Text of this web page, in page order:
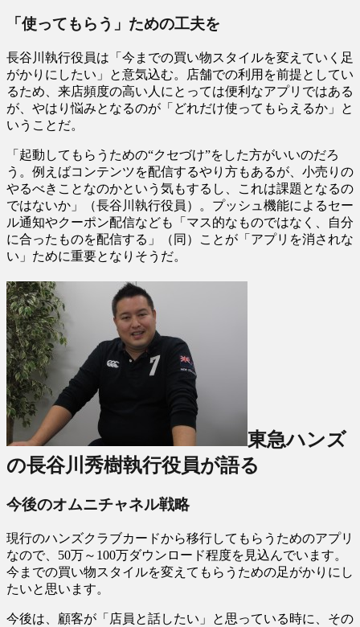
「使ってもらう」ための工夫を
長谷川執行役員は「今までの買い物スタイルを変えていく足
がかりにしたい」と意気込む。店舗での利用を前提としてい
るため、来店頻度の高い人にとっては便利なアプリではある
が、やはり悩みとなるのが「どれだけ使ってもらえるか」と
いうことだ。
「起動してもらうための“クセづけ”をした方がいいのだろ
う。例えばコンテンツを配信するやり方もあるが、小売りの
やるべきことなのかという気もするし、これは課題となるの
ではないか」（長谷川執行役員）。プッシュ機能によるセー
ル通知やクーポン配信なども「マス的なものではなく、自分
に合ったものを配信する」（同）ことが「アプリを消されな
い」ために重要となりそうだ。
東急ハンズ
の長谷川秀樹執行役員が語る
今後のオムニチャネル戦略
現行のハンズクラブカードから移行してもらうためのアプリ
なので、50万～100万ダウンロード程度を見込んでいます。
今までの買い物スタイルを変えてもらうための足がかりにし
たいと思います。
今後は、顧客が「店員と話したい」と思っている時に、その